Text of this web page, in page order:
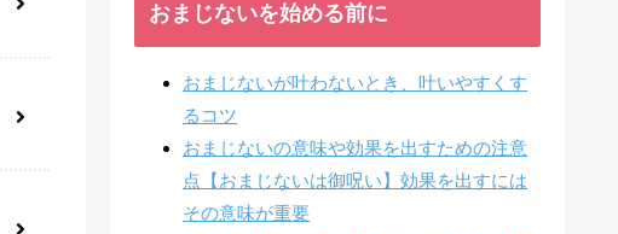
おまじないを始める前に
おまじないが叶わないとき、叶いやすくす
るコツ
おまじないの意味や効果を出すための注意
点【おまじないは御呪い】効果を出すには
その意味が重要